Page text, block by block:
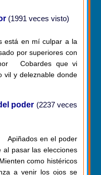
(1991 veces visto)
está en mí culpar a la
por superiores con
Cobardes que vi
vil y deleznable donde
poder (2237 veces
Apiñados en el poder
al pasar las elecciones
como histéricos
a venir los ojos se